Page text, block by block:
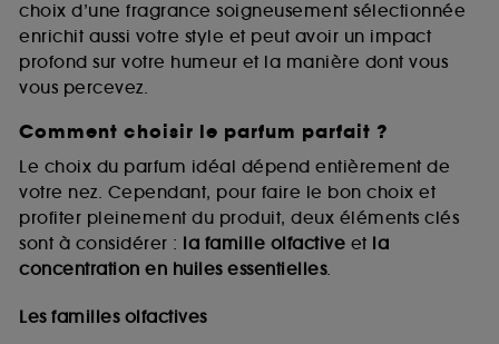
choix d’une fragrance soigneusement sélectionnée
enrichit aussi votre style et peut avoir un impact
profond sur votre humeur et la manière dont vous
vous percevez.
Comment choisir le parfum parfait ?
Le choix du parfum idéal dépend entièrement de
votre nez. Cependant, pour faire le bon choix et
profiter pleinement du produit, deux éléments clés
sont à considérer : la famille olfactive et la
concentration en huiles essentielles.
Les familles olfactives
compte lors de votre prochaine visite sur le site
sans saisir à nouveau votre identifiant et mot de
passe.
A l'exception des cookies techniques, le dépôt et la
lecture de ces traceurs requiert votre accord. Vous
pouvez personnaliser vos choix concernant le dépôt
de ces cookies grâce au bouton "personnaliser mes
choix" ci-dessous ou décider de "tout accepter".
Sephora pourra associer les informations de
navigation collectées par ces Cookies, pour les
collectées ou générées lors de votre activité en ligne